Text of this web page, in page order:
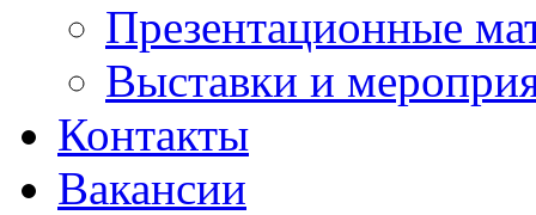
Презентационные
Выставки и
Контакты
Вакансии